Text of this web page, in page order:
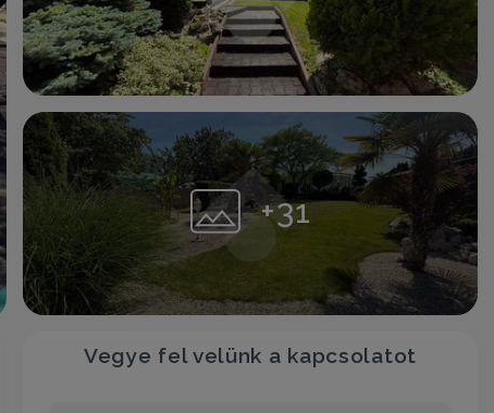
+31
Vegye fel velünk a kapcsolatot